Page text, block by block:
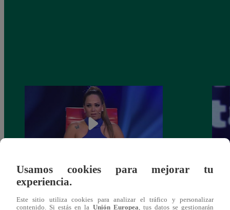
Melissa Klug en EVDLV: ¿Te consideras
Usamos cookies para mejorar tu
experiencia.
Este sitio utiliza cookies para analizar el tráfico y personalizar
contenido. Si estás en la Unión Europea, tus datos se gestionarán